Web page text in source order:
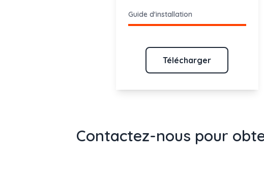
Guide d'installation
Télécharger
Contactez-nous pour